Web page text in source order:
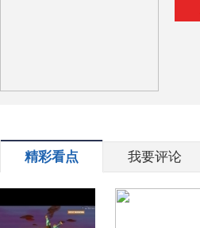
精彩看点 我要评论